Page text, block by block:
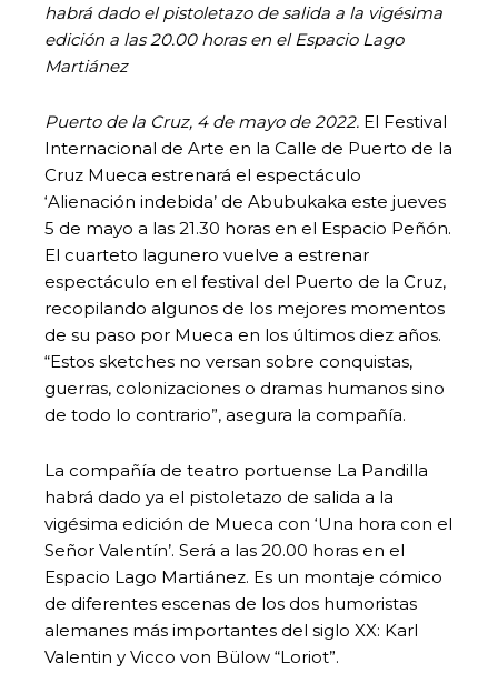
habrá dado el pistoletazo de salida a la vigésima
edición a las 20.00 horas en el Espacio Lago
Martiánez
Puerto de la Cruz, 4 de mayo de 2022. El Festival
Internacional de Arte en la Calle de Puerto de la
Cruz Mueca estrenará el espectáculo
‘Alienación indebida’ de Abubukaka este jueves
5 de mayo a las 21.30 horas en el Espacio Peñón.
El cuarteto lagunero vuelve a estrenar
espectáculo en el festival del Puerto de la Cruz,
recopilando algunos de los mejores momentos
de su paso por Mueca en los últimos diez años.
“Estos sketches no versan sobre conquistas,
guerras, colonizaciones o dramas humanos sino
de todo lo contrario”, asegura la compañía.
La compañía de teatro portuense La Pandilla
habrá dado ya el pistoletazo de salida a la
vigésima edición de Mueca con ‘Una hora con el
Señor Valentín’. Será a las 20.00 horas en el
Espacio Lago Martiánez. Es un montaje cómico
de diferentes escenas de los dos humoristas
alemanes más importantes del siglo XX: Karl
Valentin y Vicco von Bülow “Loriot”.